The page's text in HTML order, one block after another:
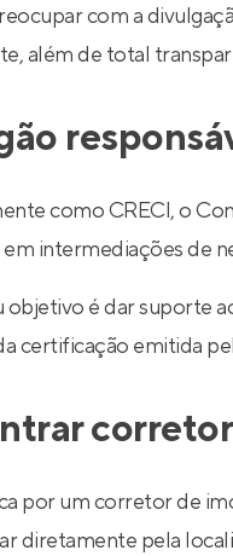
com a
além de total
como CRECI, o
intermediações de
objetivo é dar suporte
certificação emitida
por um corretor de
diretamente pela